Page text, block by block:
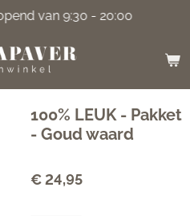
van 9:30 - 20:00
100% LEUK - Pakket
- Goud waard
€ 24,95